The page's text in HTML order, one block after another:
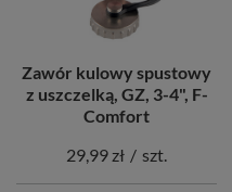
Zawór kulowy spustowy
z uszczelką, GZ, 3-4", F-
Comfort
29,99 zł / szt.